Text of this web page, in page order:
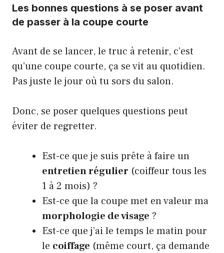
Les bonnes questions à se poser avant
de passer à la coupe courte
Avant de se lancer, le truc à retenir, c’est
qu’une coupe courte, ça se vit au quotidien.
Pas juste le jour où tu sors du salon.
Donc, se poser quelques questions peut
éviter de regretter.
Est-ce que je suis prête à faire un
entretien régulier (coiffeur tous les
1 à 2 mois) ?
Est-ce que la coupe met en valeur ma
morphologie de visage ?
Est-ce que j’ai le temps le matin pour
le coiffage (même court, ça demande